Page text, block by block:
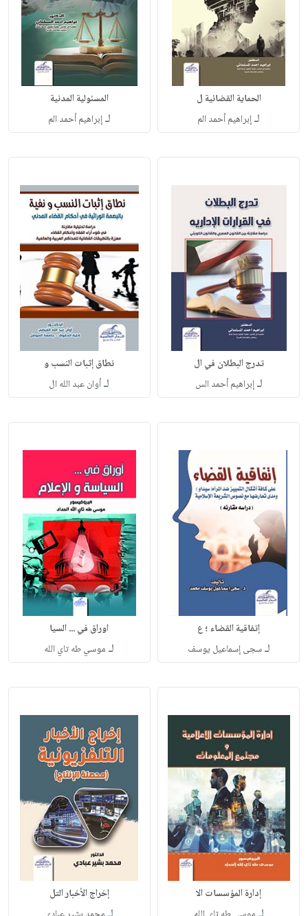
الحماية القضائية ل
لـإبراهيم أحمد الم
المسئولية المدنية
لـإبراهيم أحمد الم
تدرج البطلان في ال
لـإبراهيم أحمد الس
نطاق إثبات النسب و
لـأوان عبد الله ال
إتفاقية القضاء ؛ ع
لـسجى إسماعيل يوسف
اوراق في ... السيا
لـ موسي طه تاي الله
إدارة المؤسسات الا إخراج الأخبار التل